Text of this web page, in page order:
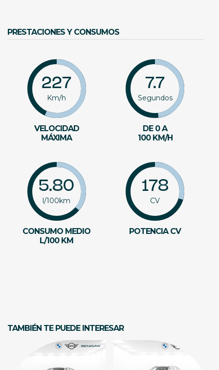
PRESTACIONES Y CONSUMOS
227
Km/h
VELOCIDAD
MÁXIMA
7.7
Segundos
DE 0 A
100 KM/H
5.80
l/100km
CONSUMO MEDIO
L/100 KM
178
CV
POTENCIA CV
TAMBIÉN TE PUEDE INTERESAR